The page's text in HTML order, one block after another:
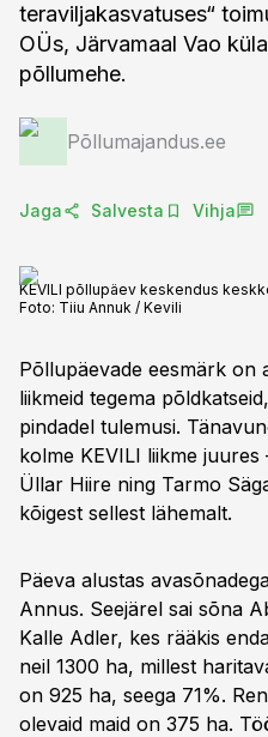
teraviljakasvatuses“
OÜs, Järvamaal Vao
põllumehe.
Põllumajandus.ee
Jaga Salvesta Vihja
KEVILI põllupäev keskendus
Foto: Tiiu Annuk / Kevili
Põllupäevade eesmärk on
liikmeid tegema
pindadel tulemusi.
kolme KEVILI liikme
Üllar Hiire ning Tarmo
kõigest sellest lähemalt.
Päeva alustas
Annus. Seejärel sai sõna
Kalle Adler, kes rääkis
neil 1300 ha, millest
on 925 ha, seega 71%.
olevaid maid on 375 ha.